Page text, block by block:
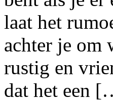
laat het
achter je om
rustig en
dat het een